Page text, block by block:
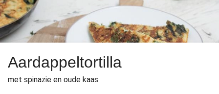
Aardappeltortilla
met spinazie en oude kaas